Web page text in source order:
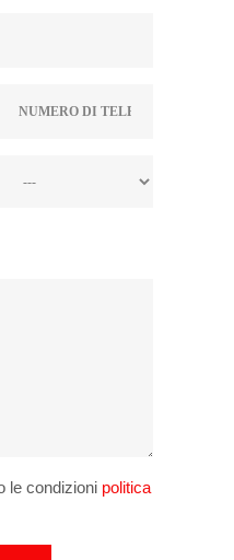
le condizioni politica